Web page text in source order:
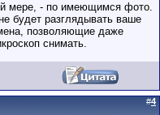
мере, - по имеющимся фото.
будет разглядывать ваше
позволяющие даже
снимать.
#4